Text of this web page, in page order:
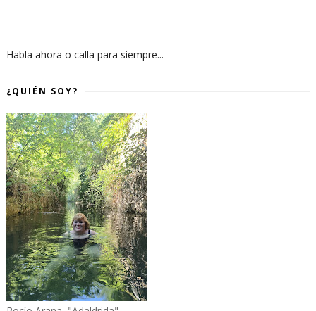
Habla ahora o calla para siempre...
¿QUIÉN SOY?